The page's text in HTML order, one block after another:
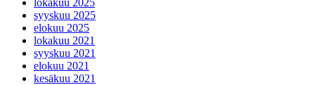
lokakuu 2025
syyskuu 2025
elokuu 2025
lokakuu 2021
syyskuu 2021
elokuu 2021
kesäkuu 2021